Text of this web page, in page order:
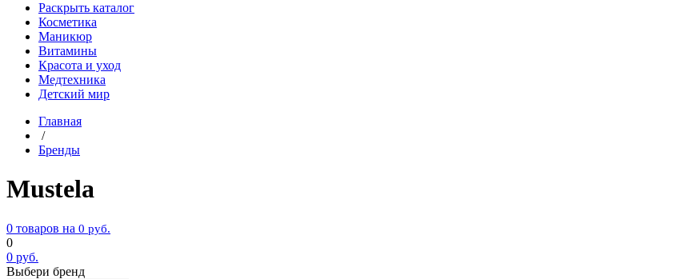
Раскрыть каталог
Косметика
Маникюр
Витамины
Красота и уход
Медтехника
Детский мир
Главная
/
Бренды
Mustela
0 товаров на 0 руб.
0
0 руб.
Выбери бренд